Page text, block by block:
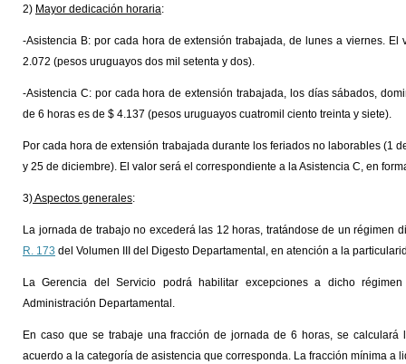
2) Mayor dedicación horaria:
-Asistencia B: por cada hora de extensión trabajada, de lunes a viernes.
2.072 (pesos uruguayos dos mil setenta y dos).
-Asistencia C: por cada hora de extensión trabajada, los días sábados,
de 6 horas es de $ 4.137 (pesos uruguayos cuatromil ciento treinta y siete).
Por cada hora de extensión trabajada durante los feriados no laborables (1
y 25 de diciembre). El valor será el correspondiente a la Asistencia C, en
3)Aspectos generales:
La jornada de trabajo no excederá las 12 horas, tratándose de un régimen
R. 173 del Volumen III del Digesto Departamental, en atención a la
La Gerencia del Servicio podrá habilitar excepciones a dicho
Administración Departamental.
En caso que se trabaje una fracción de jornada de 6 horas, se
acuerdo a la categoría de asistencia que corresponda. La fracción mínima a